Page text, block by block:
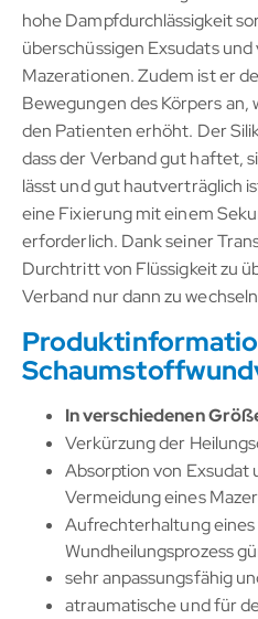
hohe Dampfdurchlässigkeit
überschüssigen Exsudats
Mazerationen. Zudem ist er
Bewegungen des Körpers
den Patienten erhöht. Der
dass der Verband gut haftet,
lässt und gut hautverträglich
eine Fixierung mit einem
erforderlich. Dank seiner
Durchtritt von Flüssigkeit zu
Verband nur dann zu
In verschiedenen
Verkürzung der
Absorption von Exsudat
Vermeidung eines
Aufrechterhaltung
Wundheilungsprozess
sehr anpassungsfähig
atraumatische und für